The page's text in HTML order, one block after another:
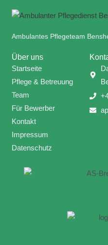
Ambulantes Pflegeteam
Über uns
Startseite
Pflege & Betreuung
Team
Für Bewerber
Kontakt
Impressum
Datenschutz